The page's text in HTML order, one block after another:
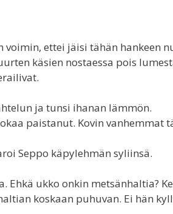
ettei jäisi tähän hankeen
käsien nostaessa pois
ja tunsi ihanan lämmön.
paistanut. Kovin vanhemmat
Seppo käpylehmän syliinsä.
Ehkä ukko onkin metsänhaltia?
koskaan puhuvan. Ei hän